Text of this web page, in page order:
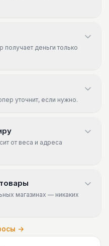
деньги только
уточнит, если нужно.
от веса и адреса
магазинах — никаких
→